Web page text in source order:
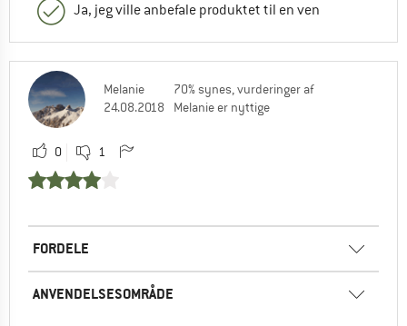
Ja, jeg ville anbefale produktet til en ven
Melanie
24.08.2018
70% synes, vurderinger af
Melanie er nyttige
0 1
FORDELE
ANVENDELSESOMRÅDE